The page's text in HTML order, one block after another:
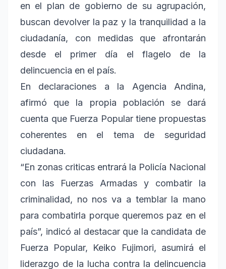
en el plan de gobierno de su agrupación,
buscan devolver la paz y la tranquilidad a la
ciudadanía, con medidas que afrontarán
desde el primer día el flagelo de la
delincuencia en el país.
En declaraciones a la Agencia Andina,
afirmó que la propia población se dará
cuenta que Fuerza Popular tiene propuestas
coherentes en el tema de seguridad
ciudadana.
“En zonas criticas entrará la Policía Nacional
con las Fuerzas Armadas y combatir la
criminalidad, no nos va a temblar la mano
para combatirla porque queremos paz en el
país”, indicó al destacar que la candidata de
Fuerza Popular, Keiko Fujimori, asumirá el
liderazgo de la lucha contra la delincuencia